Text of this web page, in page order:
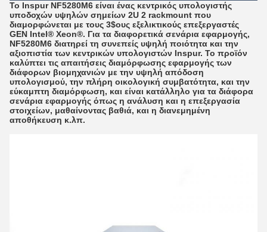
Το Inspur NF5280M6 είναι ένας κεντρικός υπολογιστής
υποδοχών υψηλών σημείων 2U 2 rackmount που
διαμορφώνεται με τους 3$ους εξελικτικούς επεξεργαστές
GEN Intel® Xeon®. Για τα διαφορετικά σενάρια εφαρμογής,
NF5280M6 διατηρεί τη συνεπείς υψηλή ποιότητα και την
αξιοπιστία των κεντρικών υπολογιστών Inspur. Το προϊόν
καλύπτει τις απαιτήσεις διαμόρφωσης εφαρμογής των
διάφορων βιομηχανιών με την υψηλή απόδοση
υπολογισμού, την πλήρη οικολογική συμβατότητα, και την
εύκαμπτη διαμόρφωση, και είναι κατάλληλο για τα διάφορα
σενάρια εφαρμογής όπως η ανάλυση και η επεξεργασία
στοιχείων, μαθαίνοντας βαθιά, και η διανεμημένη
αποθήκευση κ.λπ.